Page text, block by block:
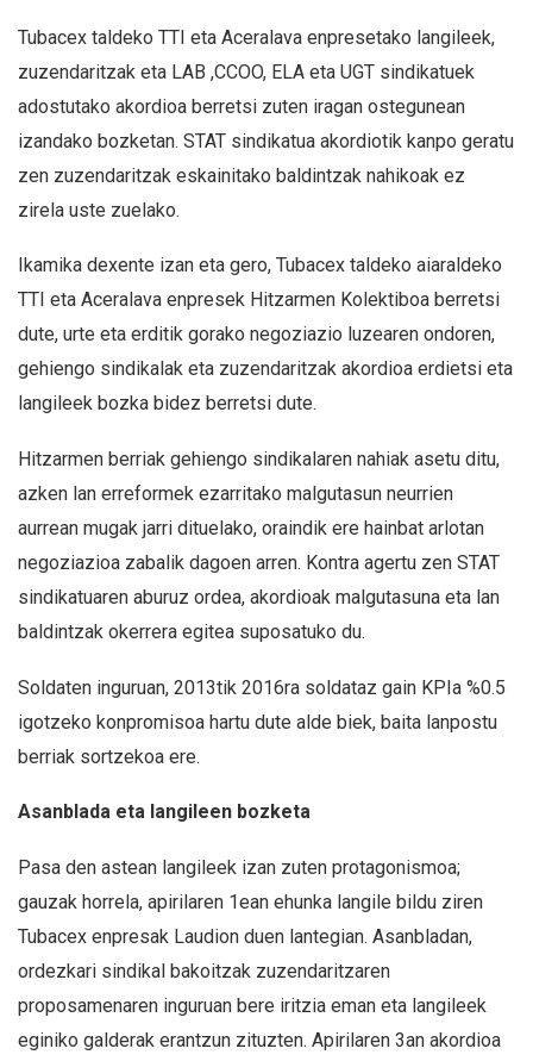
Tubacex taldeko TTI eta Aceralava enpresetako langileek,
zuzendaritzak eta LAB ,CCOO, ELA eta UGT sindikatuek
adostutako akordioa berretsi zuten iragan ostegunean
izandako bozketan. STAT sindikatua akordiotik kanpo geratu
zen zuzendaritzak eskainitako baldintzak nahikoak ez
zirela uste zuelako.
Ikamika dexente izan eta gero, Tubacex taldeko aiaraldeko
TTI eta Aceralava enpresek Hitzarmen Kolektiboa berretsi
dute, urte eta erditik gorako negoziazio luzearen ondoren,
gehiengo sindikalak eta zuzendaritzak akordioa erdietsi eta
langileek bozka bidez berretsi dute.
Hitzarmen berriak gehiengo sindikalaren nahiak asetu ditu,
azken lan erreformek ezarritako malgutasun neurrien
aurrean mugak jarri dituelako, oraindik ere hainbat arlotan
negoziazioa zabalik dagoen arren. Kontra agertu zen STAT
sindikatuaren aburuz ordea, akordioak malgutasuna eta lan
baldintzak okerrera egitea suposatuko du.
Soldaten inguruan, 2013tik 2016ra soldataz gain KPIa %0.5
igotzeko konpromisoa hartu dute alde biek, baita lanpostu
berriak sortzekoa ere.
Asanblada eta langileen bozketa
Pasa den astean langileek izan zuten protagonismoa;
gauzak horrela, apirilaren 1ean ehunka langile bildu ziren
Tubacex enpresak Laudion duen lantegian. Asanbladan,
ordezkari sindikal bakoitzak zuzendaritzaren
proposamenaren inguruan bere iritzia eman eta langileek
eginiko galderak erantzun zituzten. Apirilaren 3an akordioa